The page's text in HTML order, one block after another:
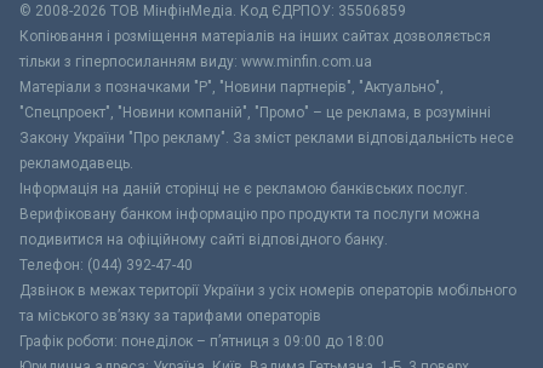
© 2008-2026 ТОВ МiнфiнМедiа. Код ЄДРПОУ: 35506859
Копіювання і розміщення матеріалів на інших сайтах дозволяється
тільки з гіперпосиланням виду: www.minfin.com.ua
Матеріали з позначками "Р", "Новини партнерів", "Актуально",
"Спецпроект", "Новини компаній", "Промо" – це реклама, в розумінні
Закону України "Про рекламу". За зміст реклами відповідальність несе
рекламодавець.
Інформація на даній сторінці не є рекламою банківських послуг.
Верифіковану банком інформацію про продукти та послуги можна
подивитися на офіційному сайті відповідного банку.
Телефон: (044) 392-47-40
Дзвінок в межах території України з усіх номерів операторів мобільного
та міського зв’язку за тарифами операторів
Графік роботи: понеділок – п’ятниця з 09:00 до 18:00